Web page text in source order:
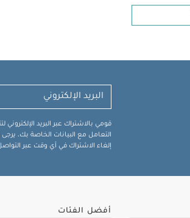
قومي بالاشتراك عبر البريد
التعامل مع البيانات الخاصة بك،
إلغاء الاشتراك في أي وقت عبر
أفضل الفئات